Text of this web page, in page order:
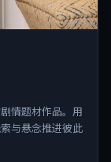
情题材作品。用
与悬念推进彼此